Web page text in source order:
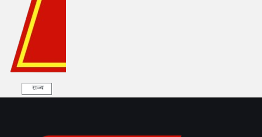
राज्य